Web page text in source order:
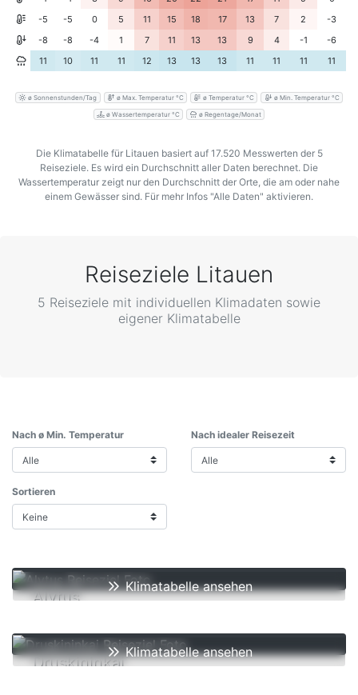
-5
-5 0 5 11 15 18 17 13 7 2
-3
-8
-8 -4 1 7 11 13 13 9 4 -1
-6
11
10 11 11 12 13 13 13 11 11 11 11
ø Sonnenstunden/Tag ø Max. Temperatur °C ø Temperatur °C ø Min. Temperatur °C
ø Wassertemperatur °C ø Regentage/Monat
Die Klimatabelle für Litauen basiert auf 17.520 Messwerten der 5
Reiseziele. Es wird ein Durchschnitt aller Daten berechnet. Die
Wassertemperatur zeigt nur den Durchschnitt der Orte, die am oder nahe
einem Gewässer sind. Für mehr Infos "Alle Daten" aktivieren.
Reiseziele Litauen
5 Reiseziele mit individuellen Klimadaten sowie
eigener Klimatabelle
Nach ø Min. Temperatur Nach idealer Reisezeit
Sortieren
Alytus
Klimatabelle ansehen
Druskininkai
Klimatabelle ansehen